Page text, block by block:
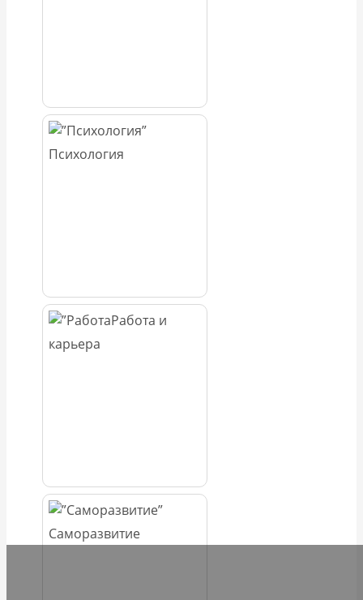
Психология
Работа и
карьера
Саморазвитие